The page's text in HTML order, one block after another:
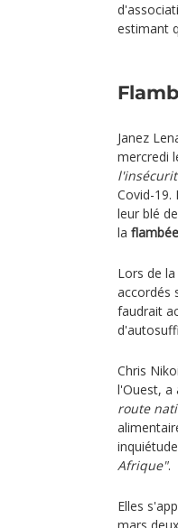
estimant
Janez
mercredi
Covid-19.
leur blé de
la
Lors de
accordés
faudrait
Chris
l'Ouest, a
route
Afrique".
Elles